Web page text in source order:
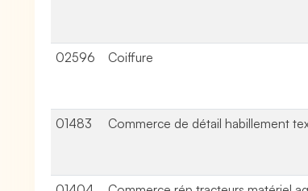
02596
Coiffure
01483
Commerce de détail habillement